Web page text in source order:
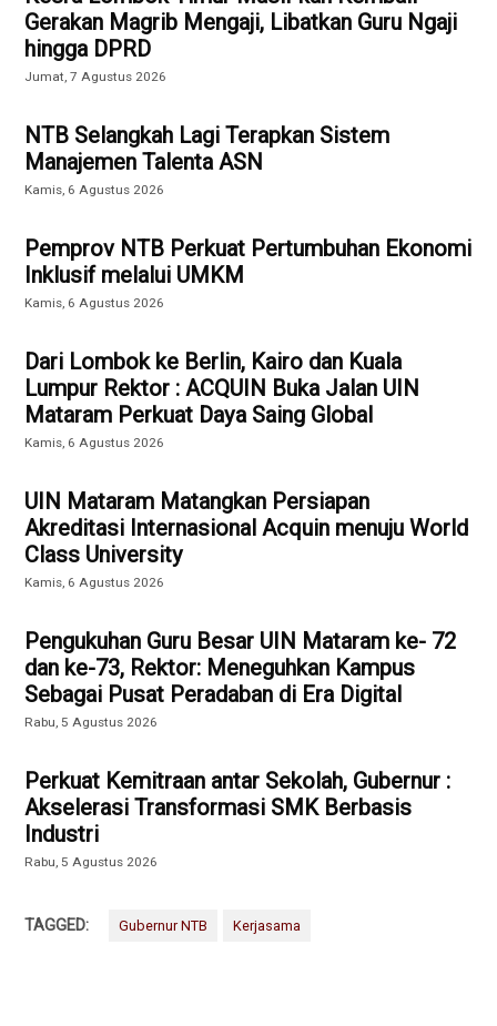
Gerakan Magrib Mengaji, Libatkan Guru Ngaji
hingga DPRD
Jumat, 7 Agustus 2026
NTB Selangkah Lagi Terapkan Sistem
Manajemen Talenta ASN
Kamis, 6 Agustus 2026
Pemprov NTB Perkuat Pertumbuhan Ekonomi
Inklusif melalui UMKM
Kamis, 6 Agustus 2026
Dari Lombok ke Berlin, Kairo dan Kuala
Lumpur Rektor : ACQUIN Buka Jalan UIN
Mataram Perkuat Daya Saing Global
Kamis, 6 Agustus 2026
UIN Mataram Matangkan Persiapan
Akreditasi Internasional Acquin menuju World
Class University
Kamis, 6 Agustus 2026
Pengukuhan Guru Besar UIN Mataram ke- 72
dan ke-73, Rektor: Meneguhkan Kampus
Sebagai Pusat Peradaban di Era Digital
Rabu, 5 Agustus 2026
Perkuat Kemitraan antar Sekolah, Gubernur :
Akselerasi Transformasi SMK Berbasis
Industri
Rabu, 5 Agustus 2026
TAGGED: Gubernur NTB Kerjasama